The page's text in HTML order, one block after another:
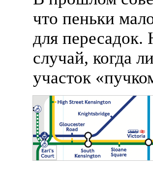
что пеньки
для
случай, когда
участок